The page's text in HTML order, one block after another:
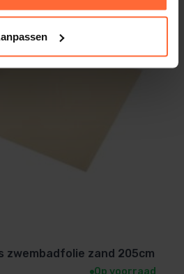
zwembadfolie zand 205cm